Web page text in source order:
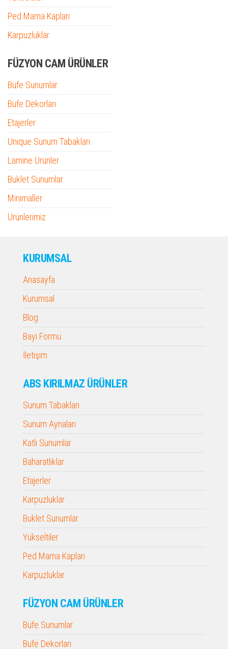
Ped Mama Kapları
Karpuzluklar
FÜZYON CAM ÜRÜNLER
Büfe Sunumlar
Büfe Dekorları
Etajerler
Unique Sunum Tabakları
Lamine Ürünler
Buklet Sunumlar
Minimaller
Ürünlerimiz
KURUMSAL
Anasayfa
Kurumsal
Blog
Bayi Formu
İletişim
ABS KIRILMAZ ÜRÜNLER
Sunum Tabakları
Sunum Aynaları
Katlı Sunumlar
Baharatlıklar
Etajerler
Karpuzluklar
Buklet Sunumlar
Yükseltiler
Ped Mama Kapları
Karpuzluklar
FÜZYON CAM ÜRÜNLER
Büfe Sunumlar
Büfe Dekorları